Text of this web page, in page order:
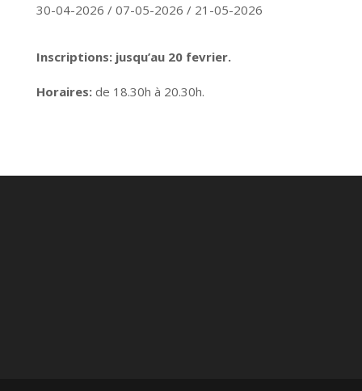
30-04-2026 / 07-05-2026 / 21-05-2026
Inscriptions: jusqu’au 20 fevrier.
Horaires:de 18.30h à 20.30h.